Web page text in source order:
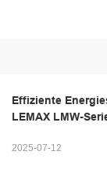
Effiziente
LEMAX LMW-
2025-07-12